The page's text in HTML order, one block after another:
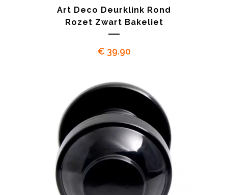
Art Deco Deurklink Rond
Rozet Zwart Bakeliet
€ 39.90